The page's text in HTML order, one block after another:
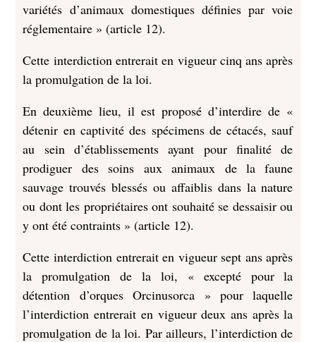
variétés d’animaux domestiques définies par voie
réglementaire » (article 12).
Cette interdiction entrerait en vigueur cinq ans après
la promulgation de la loi.
En deuxième lieu, il est proposé d’interdire de «
détenir en captivité des spécimens de cétacés, sauf
au sein d’établissements ayant pour finalité de
prodiguer des soins aux animaux de la faune
sauvage trouvés blessés ou affaiblis dans la nature
ou dont les propriétaires ont souhaité se dessaisir ou
y ont été contraints » (article 12).
Cette interdiction entrerait en vigueur sept ans après
la promulgation de la loi, « excepté pour la
détention d’orques Orcinusorca » pour laquelle
l’interdiction entrerait en vigueur deux ans après la
promulgation de la loi. Par ailleurs, l’interdiction de